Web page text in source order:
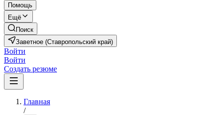
Помощь
Ещё
Поиск
Заветное (Ставропольский край)
Войти
Войти
Создать резюме
Главная
/